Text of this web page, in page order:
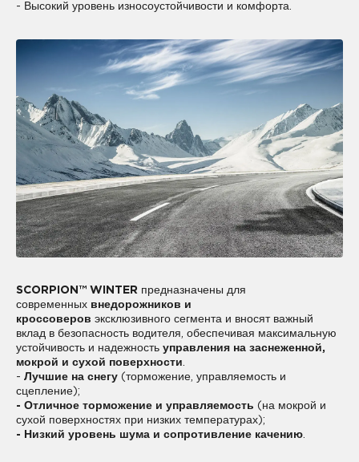
- Высокий уровень износоустойчивости и комфорта.
SCORPION™ WINTER предназначены для
современных внедорожников и
кроссоверов эксклюзивного сегмента и вносят важный
вклад в безопасность водителя, обеспечивая максимальную
устойчивость и надежность управления на заснеженной,
мокрой и сухой поверхности.
- Лучшие на снегу (торможение, управляемость и
сцепление);
- Отличное торможение и управляемость (на мокрой и
сухой поверхностях при низких температурах);
- Низкий уровень шума и сопротивление качению.